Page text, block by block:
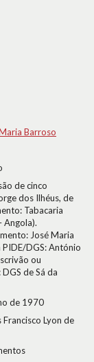
Barroso
de cinco
dos Ilhéus, de
Tabacaria
Angola).
José Maria
DGS: António
ou
de Sá da
de 1970
Lyon de